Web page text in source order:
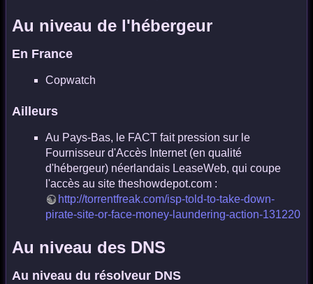
Au niveau de l'hébergeur
En France
Copwatch
Ailleurs
Au Pays-Bas, le FACT fait pression sur le
Fournisseur d'Accès Internet (en qualité
d'hébergeur) néerlandais LeaseWeb, qui coupe
l'accès au site theshowdepot.com :
http://torrentfreak.com/isp-told-to-take-down-
pirate-site-or-face-money-laundering-action-131220
Au niveau des DNS
Au niveau du résolveur DNS